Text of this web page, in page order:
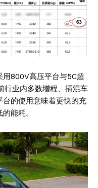
800V高压平台与5C超
行业内多数增程、插混车
的使用意味着更快的充
能耗。